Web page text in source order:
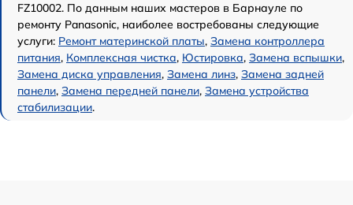
FZ10002. По данным наших мастеров в Барнауле по
ремонту Panasonic, наиболее востребованы следующие
услуги: Ремонт материнской платы, Замена контроллера
питания, Комплексная чистка, Юстировка, Замена вспышки,
Замена диска управления, Замена линз, Замена задней
панели, Замена передней панели, Замена устройства
стабилизации.